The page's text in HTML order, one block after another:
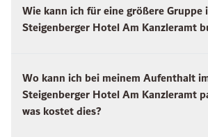
Wie kann ich für eine größere Gruppe
Steigenberger Hotel Am Kanzleramt
Wo kann ich bei meinem Aufenthalt
Steigenberger Hotel Am Kanzleramt
was kostet dies?